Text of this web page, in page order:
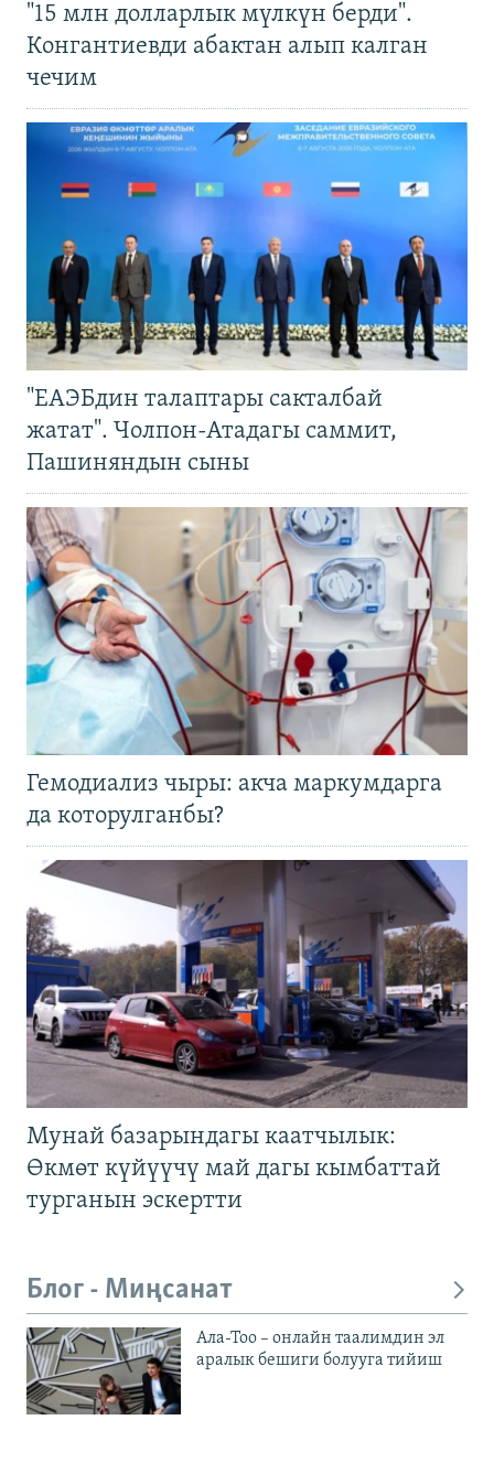
"15 млн долларлык мүлкүн берди".
Конгантиевди абактан алып калган
чечим
"ЕАЭБдин талаптары сакталбай
жатат". Чолпон-Атадагы саммит,
Пашиняндын сыны
Гемодиализ чыры: акча маркумдарга
да которулганбы?
Мунай базарындагы каатчылык:
Өкмөт күйүүчү май дагы кымбаттай
турганын эскертти
Блог - Миңсанат
Ала-Тоо – онлайн таалимдин эл
аралык бешиги болууга тийиш